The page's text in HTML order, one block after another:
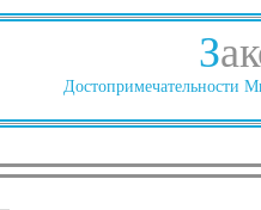
З
Достопримечательности